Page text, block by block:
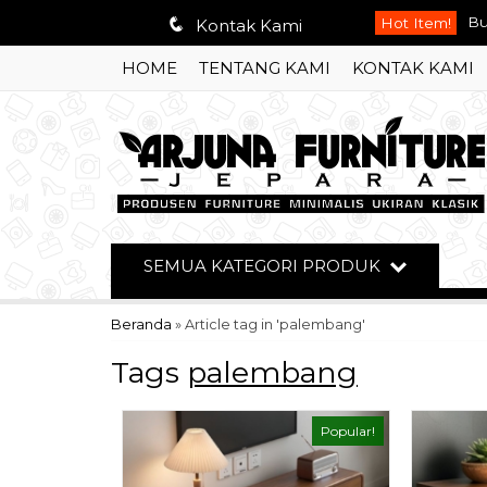
q Kontak Kami Hot Item!
HOME TENTANG KAMI KONTAK KAMI
SEMUA KATEGORI PRODUK
Beranda » Article tag in 'palembang'
Tags palembang
Popular!